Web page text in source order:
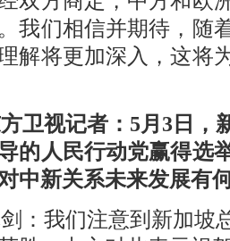
我们相信并期待，随
解将更加深入，这将
卫视记者：5月3日，
的人民行动党赢得选
中新关系未来发展有
：我们注意到新加坡